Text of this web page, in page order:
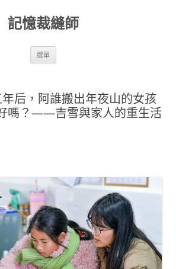
記憶裁縫師
選單
后，阿誰搬出年夜山的女孩
嗎？——吉雪與家人的重生活